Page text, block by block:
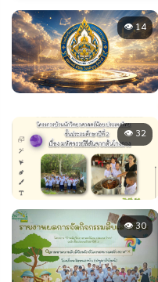
👁 14
👁 32
👁 30